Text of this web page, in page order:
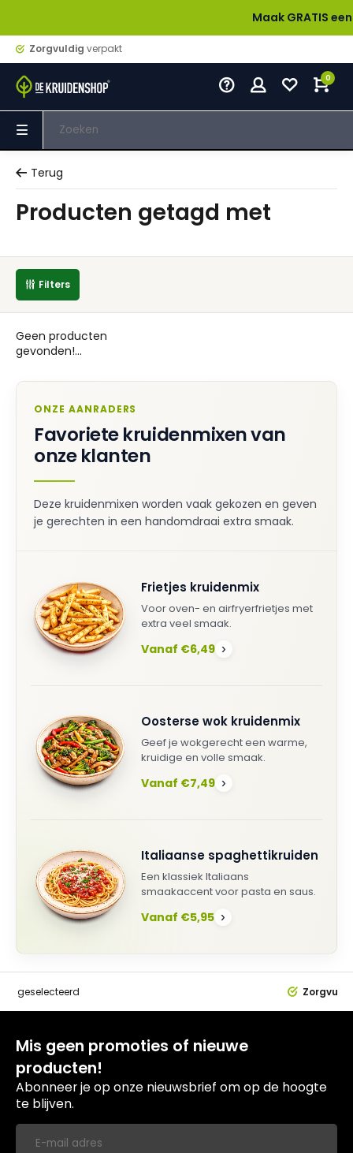
Maak GRATIS een
Zorgvuldig verpakt
0
Terug
Producten getagd met
Filters
Geen producten
gevonden!...
ONZE AANRADERS
Favoriete kruidenmixen van
onze klanten
Deze kruidenmixen worden vaak gekozen en geven
je gerechten in een handomdraai extra smaak.
Frietjes kruidenmix
Voor oven- en airfryerfrietjes met
extra veel smaak.
Vanaf €6,49 ›
Oosterse wok kruidenmix
Geef je wokgerecht een warme,
kruidige en volle smaak.
Vanaf €7,49 ›
Italiaanse spaghettikruiden
Een klassiek Italiaans
smaakaccent voor pasta en saus.
Vanaf €5,95 ›
geselecteerd
Mis geen promoties of nieuwe
producten!
Abonneer je op onze nieuwsbrief om op de hoogte
te blijven.